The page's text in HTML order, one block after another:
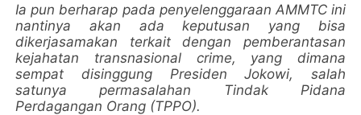
Ia pun berharap pada penyelenggaraan AMMTC ini
nantinya akan ada keputusan yang bisa
dikerjasamakan terkait dengan pemberantasan
kejahatan transnasional crime, yang dimana
sempat disinggung Presiden Jokowi, salah
satunya permasalahan Tindak Pidana
Perdagangan Orang (TPPO).